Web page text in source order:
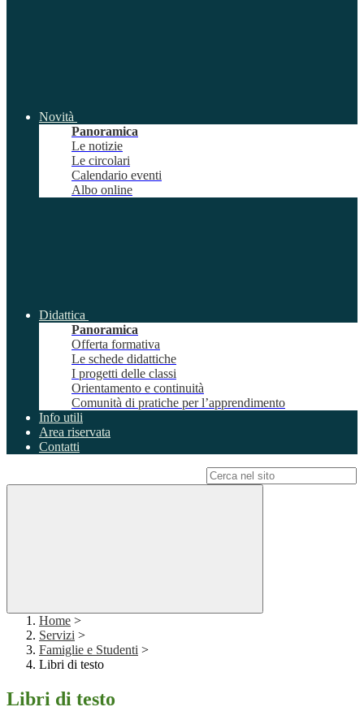
Novità
Panoramica
Le notizie
Le circolari
Calendario eventi
Albo online
Didattica
Panoramica
Offerta formativa
Le schede didattiche
I progetti delle classi
Orientamento e continuità
Comunità di pratiche per l’apprendimento
Info utili
Area riservata
Contatti
Home >
Servizi >
Famiglie e Studenti >
Libri di testo
Libri di testo